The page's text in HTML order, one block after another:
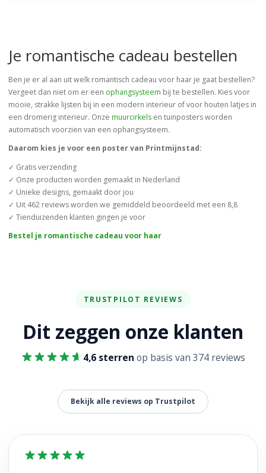
Je romantische cadeau bestellen
Ben je er al aan uit welk romantisch cadeau voor haar je gaat bestellen?
Vergeet dan niet om er een ophangsysteem bij te bestellen. Kies voor
mooie, strakke lijsten bij in een modern interieur of voor houten latjes in
een dromerig interieur. Onze muurcirkels en tuinposters worden
automatisch voorzien van een ophangsysteem.
Daarom kies je voor een poster van Printmijnstad:
✓ Gratis verzending
✓ Onze producten worden gemaakt in Nederland
✓ Unieke designs, gemaakt door jou
✓ Uit 462 reviews worden we gemiddeld beoordeeld met een 8,8
✓ Tienduizenden klanten gingen je voor
Bestel je romantische cadeau voor haar
TRUSTPILOT REVIEWS
Dit zeggen onze klanten
4,6 sterren op basis van 374 reviews
Bekijk alle reviews op Trustpilot